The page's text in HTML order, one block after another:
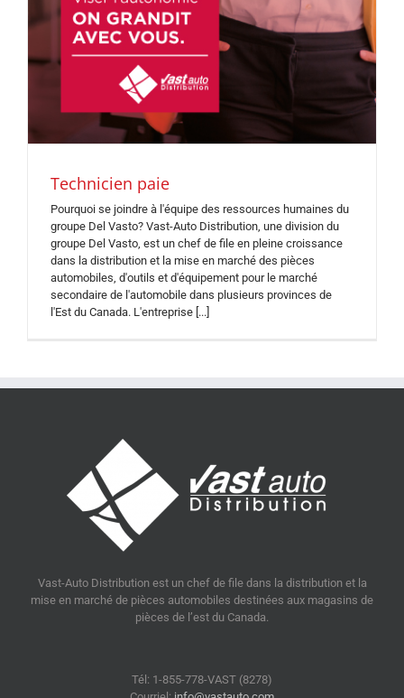
Technicien paie
Pourquoi se joindre à l'équipe des ressources humaines du
groupe Del Vasto? Vast-Auto Distribution, une division du
groupe Del Vasto, est un chef de file en pleine croissance
dans la distribution et la mise en marché des pièces
automobiles, d'outils et d'équipement pour le marché
secondaire de l'automobile dans plusieurs provinces de
l'Est du Canada. L'entreprise [...]
Vast-Auto Distribution est un chef de file dans la distribution et la
mise en marché de pièces automobiles destinées aux magasins de
pièces de l’est du Canada.
Tél: 1-855-778-VAST (8278)